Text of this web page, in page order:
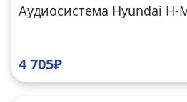
Аудиосистема Hyundai H-
4 705₽